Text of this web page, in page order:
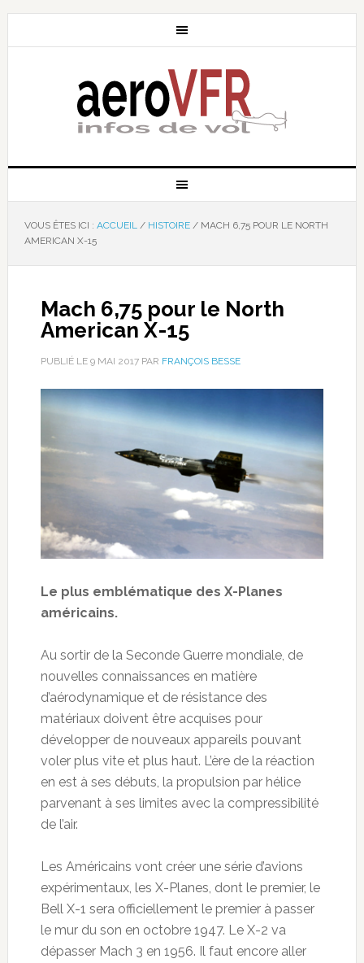
VOUS ÊTES ICI : ACCUEIL / HISTOIRE /MACH 6,75 POUR LE NORTH
AMERICAN X-15
Mach 6,75 pour le North
American X-15
PUBLIÉ LE 9 MAI 2017PAR FRANÇOIS BESSE
Le plus emblématique des X-Planes
américains.
Au sortir de la Seconde Guerre mondiale, de
nouvelles connaissances en matière
d’aérodynamique et de résistance des
matériaux doivent être acquises pour
développer de nouveaux appareils pouvant
voler plus vite et plus haut. L’ère de la réaction
en est à ses débuts, la propulsion par hélice
parvenant à ses limites avec la compressibilité
de l’air.
Les Américains vont créer une série d’avions
expérimentaux, les X-Planes, dont le premier, le
Bell X-1 sera officiellement le premier à passer
le mur du son en octobre 1947. Le X-2 va
dépasser Mach 3 en 1956. Il faut encore aller